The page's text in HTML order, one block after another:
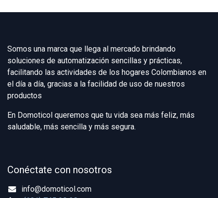
Somos una marca que llega al mercado brindando
soluciones de automatización sencillas y prácticas,
facilitando las actividades de los hogares Colombianos en
el día a día, gracias a la facilidad de uso de nuestros
productos
En Domoticol queremos que tu vida sea más feliz, más
saludable, más sencilla y más segura.
Conéctate con nosotros
info@domoticol.com